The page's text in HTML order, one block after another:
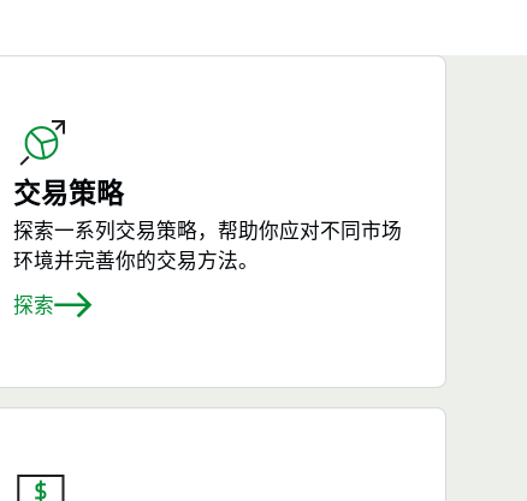
交易策略
探索一系列交易策略，帮助你应对不同市场
环境并完善你的交易方法。
探索